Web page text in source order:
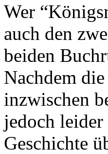
Wer
auch den
beiden
Nachdem
inzwischen
jedoch
Geschichte